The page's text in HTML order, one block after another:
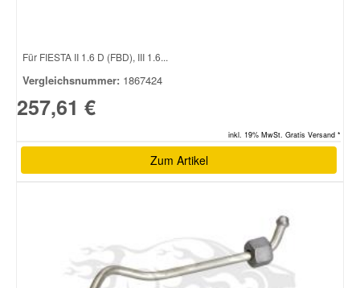
Für FIESTA II 1.6 D (FBD), III 1.6...
Vergleichsnummer: 1867424
257,61 €
inkl. 19% MwSt. Gratis Versand *
Zum Artikel